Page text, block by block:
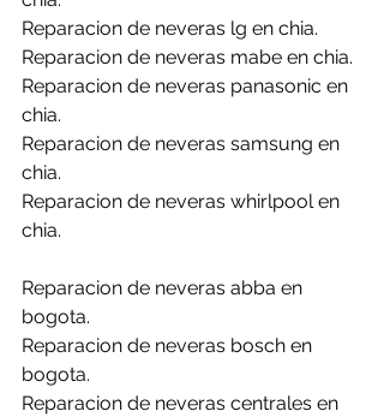
Reparacion de neveras lg en chia.
Reparacion de neveras mabe en chia.
Reparacion de neveras panasonic en
chia.
Reparacion de neveras samsung en
chia.
Reparacion de neveras whirlpool en
chia.
Reparacion de neveras abba en
bogota.
Reparacion de neveras bosch en
bogota.
Reparacion de neveras centrales en